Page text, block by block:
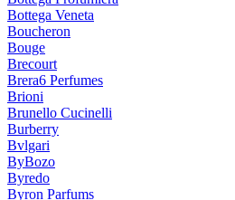
Bottega Veneta
Boucheron
Bouge
Brecourt
Brera6 Perfumes
Brioni
Brunello Cucinelli
Burberry
Bvlgari
ByBozo
Byredo
Byron Parfums